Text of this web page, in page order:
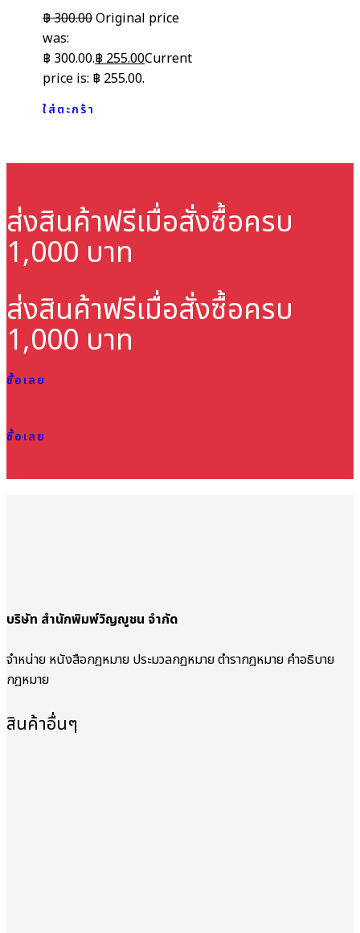
฿300.00Original price
was:
฿ 300.00.฿255.00Current
price is: ฿ 255.00.
ใส่ตะกร้า
ส่งสินค้าฟรีเมื่อสั่งซื้อครบ
1,000 บาท
ส่งสินค้าฟรีเมื่อสั่งซื้อครบ
1,000 บาท
ซื้อเลย
ซื้อเลย
บริษัท สำนักพิมพ์วิญญูชน จำกัด
จำหน่าย หนังสือกฎหมาย ประมวลกฎหมาย ตำรากฎหมาย คำอธิบาย
กฎหมาย
สินค้าอื่นๆ